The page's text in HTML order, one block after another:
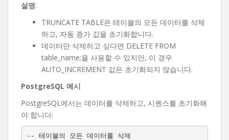
설명:
TRUNCATE TABLE은 테이블의 모든 데이터를 삭제
하고, 자동 증가 값을 초기화합니다.
데이터만 삭제하고 싶다면 DELETE FROM
table_name;을 사용할 수 있지만, 이 경우
AUTO_INCREMENT 값은 초기화되지 않습니다.
PostgreSQL 예시
PostgreSQL에서는 데이터를 삭제하고, 시퀀스를 초기화해
야 합니다:
-- 테이블의 모든 데이터를 삭제